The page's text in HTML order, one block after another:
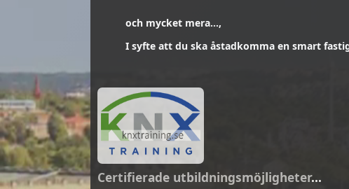
och mycket mera...,
I syfte att du ska åstadkomma en smart
Certifierade utbildningsmöjligheter...